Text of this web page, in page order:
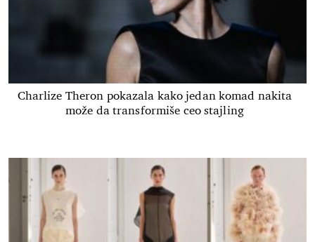
Charlize Theron pokazala kako jedan komad nakita
može da transformiše ceo stajling